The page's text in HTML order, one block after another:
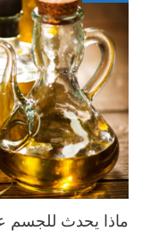
ماذا يحدث للجسم